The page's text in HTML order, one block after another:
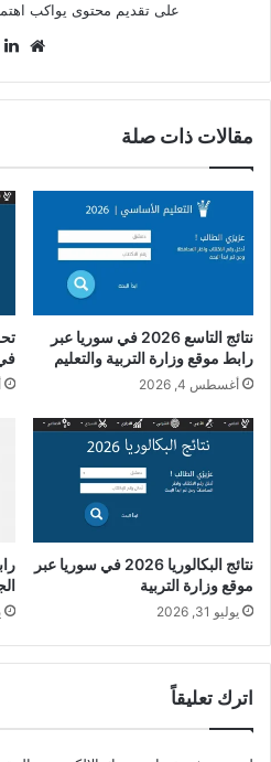
على تقديم محتوى يواكب
موقع
مقالات ذات صلة
نتائج التاسع 2026 في سوريا عبر
رابط موقع وزارة التربية والتعليم
أغسطس 4, 2026
نتائج البكالوريا 2026 في سوريا عبر
موقع وزارة التربية
يوليو 31, 2026
اترك تعليقاً